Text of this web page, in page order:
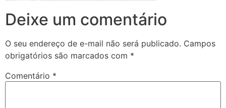
Deixe um comentário
O seu endereço de e-mail não será publicado. Campos
obrigatórios são marcados com *
Comentário *